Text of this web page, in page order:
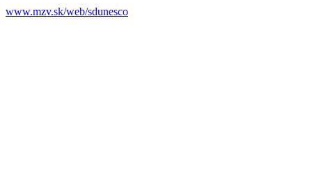
www.mzv.sk/web/sdunesco